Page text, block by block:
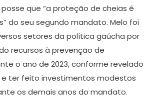
que “a proteção de cheias é
do seu segundo mandato. Melo foi
setores da política gaúcha por
recursos à prevenção de
o ano de 2023, conforme revelado
e ter feito investimentos modestos
os demais anos do mandato.